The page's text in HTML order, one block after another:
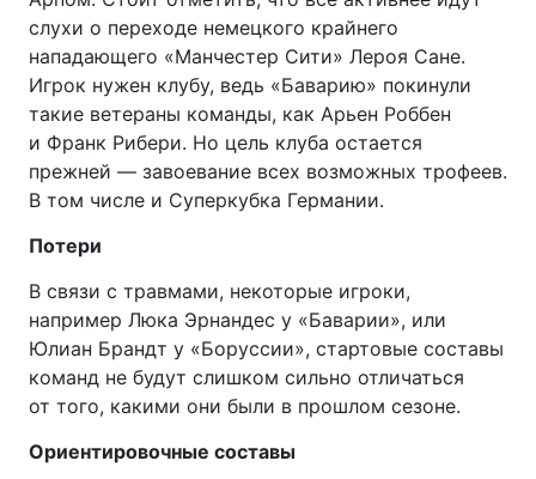
слухи о переходе немецкого крайнего
нападающего «Манчестер Сити» Лероя Сане.
Игрок нужен клубу, ведь «Баварию» покинули
такие ветераны команды, как Арьен Роббен
и Франк Рибери. Но цель клуба остается
прежней — завоевание всех возможных трофеев.
В том числе и Суперкубка Германии.
Потери
В связи с травмами, некоторые игроки,
например Люка Эрнандес у «Баварии», или
Юлиан Брандт у «Боруссии», стартовые составы
команд не будут слишком сильно отличаться
от того, какими они были в прошлом сезоне.
Ориентировочные составы